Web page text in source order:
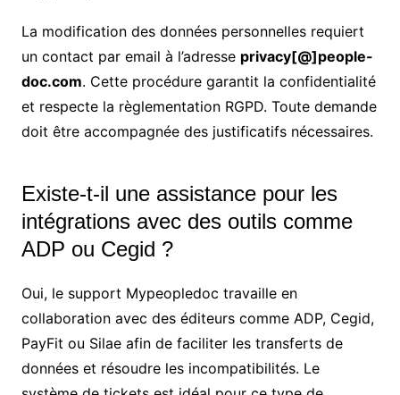
La modification des données personnelles requiert
un contact par email à l’adresse privacy[@]people-
doc.com. Cette procédure garantit la confidentialité
et respecte la règlementation RGPD. Toute demande
doit être accompagnée des justificatifs nécessaires.
Existe-t-il une assistance pour les
intégrations avec des outils comme
ADP ou Cegid ?
Oui, le support Mypeopledoc travaille en
collaboration avec des éditeurs comme ADP, Cegid,
PayFit ou Silae afin de faciliter les transferts de
données et résoudre les incompatibilités. Le